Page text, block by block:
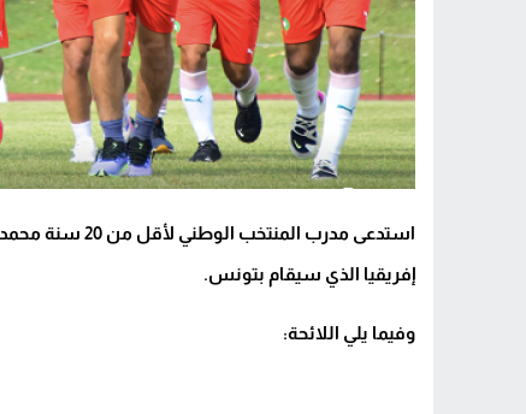
إفريقيا الذي سيقام بتونس.
وفيما يلي اللائحة: